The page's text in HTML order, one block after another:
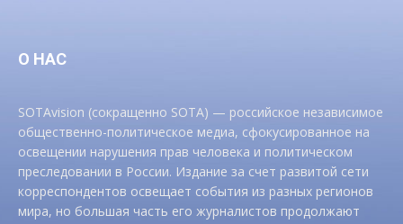
О НАС
SOTAvision (сокращенно SOTA) — российское независимое
общественно-политическое медиа, сфокусированное на
освещении нарушения прав человека и политическом
преследовании в России. Издание за счет развитой сети
корреспондентов освещает события из разных регионов
мира, но большая часть его журналистов продолжают